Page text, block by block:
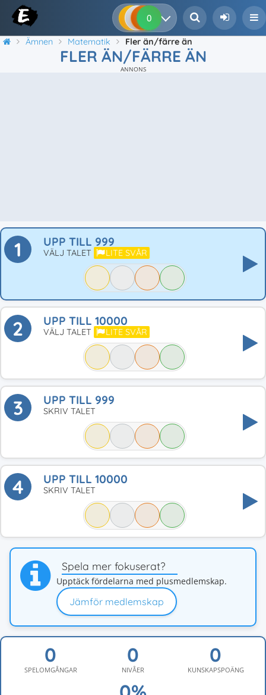
0 0 0
Ämnen Matematik Fler än/färre än
FLER ÄN/FÄRRE ÄN
ANNONS
1 UPP TILL 999
VÄLJ TALET LITE SVÅR
2 UPP TILL 10000
VÄLJ TALET LITE SVÅR
3 UPP TILL 999
SKRIV TALET
4 UPP TILL 10000
SKRIV TALET
Spela mer fokuserat?
Upptäck fördelarna med plusmedlemskap.
Jämför medlemskap
SPELOMGÅNGAR NIVÅER KUNSKAPSPOÄNG